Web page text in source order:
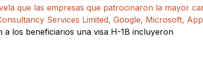
que las empresas que patrocinaron la mayor
Services Limited, Google, Microsoft,
a los beneficiarios una visa H-1B incluyeron